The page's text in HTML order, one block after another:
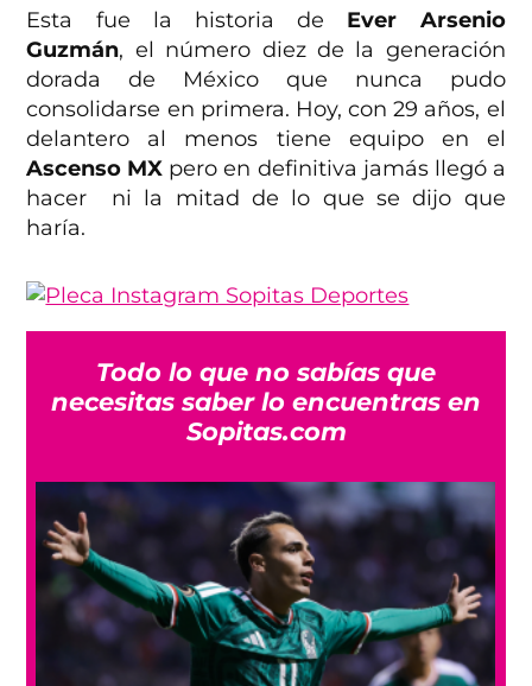
Esta fue la historia de Ever Arsenio
Guzmán, el número diez de la generación
dorada de México que nunca pudo
consolidarse en primera. Hoy, con 29 años, el
delantero al menos tiene equipo en el
Ascenso MX pero en definitiva jamás llegó a
hacer ni la mitad de lo que se dijo que
haría.
Todo lo que no sabías que
necesitas saber lo encuentras en
Sopitas.com